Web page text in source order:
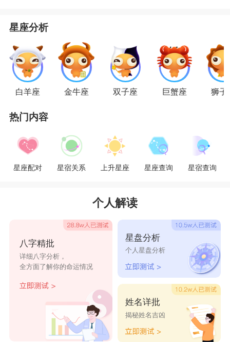
的付出，也能将表面冰冷而内心炙热的天蝎女融
化。
这就是金牛与天蝎之间的模式。没有轻松的调
是一场灾难——或是一种持续终生的奉献。拥有一
切或一无所有。
金牛女和天蝎男
迷迷糊糊的幻想者。在她沉静的心里，感情不会轻
易和迅速地泛起波澜，只会慢慢在达到高潮。不过
当天蝎男闯入她的内心世界，她发现自己注意开始
注意天蝎男的一切时，她那现实的生活态度就可能
无限期地中止了。金牛女喜欢天蝎男冷静的理智、
沉静和他现实主义，因为这些恰好与她本人的特征
相符。天蝎男是冷静的理智与热烈的情感的神秘混
合物，当他遇见忠诚的金牛女，虽然他只让她见到
星座分析
白羊座 金牛座 双子座 巨蟹座 狮子
热门内容
星座配对 星宿关系 上升星座 星座查询 星宿查询
个人解读
八字精批
详细八字分析，
全方面了解你的命运情况
星盘分析
个人星盘分析
姓名详批
揭秘姓名吉凶